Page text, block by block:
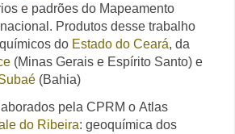
e padrões do Mapeamento
Produtos desse trabalho
do Estado do Ceará, da
(Minas Gerais e Espírito Santo) e
(Bahia)
pela CPRM o Atlas
do Ribeira: geoquímica dos